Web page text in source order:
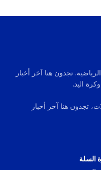
تجدون هنا آخر أخبار
اليد.
تجدون هنا آخر أخبار
السلة